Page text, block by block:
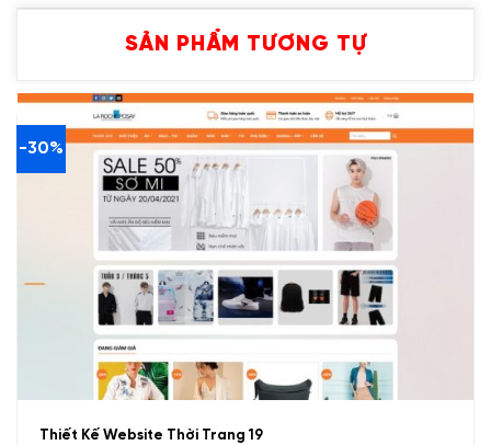
SẢN PHẨM TƯƠNG TỰ
-30%
Thiết Kế Website Thời Trang 19